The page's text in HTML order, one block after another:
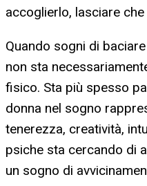
accoglierlo, lasciare
Quando sogni di
non sta
fisico. Sta più spesso
donna nel sogno
tenerezza, creatività,
psiche sta cercando di
un sogno di